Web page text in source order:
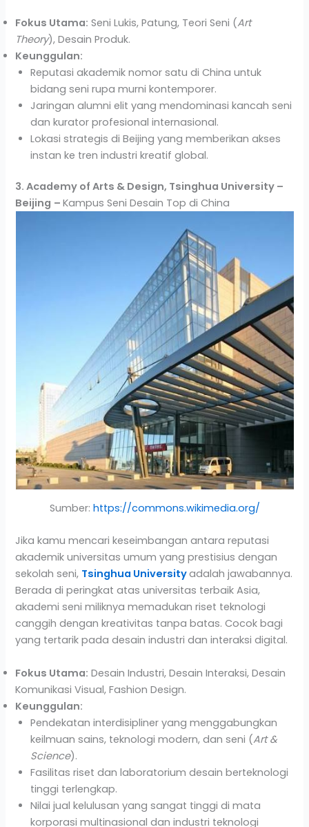
Fokus Utama: Seni Lukis, Patung, Teori Seni (Art
Theory), Desain Produk.
Keunggulan:
Reputasi akademik nomor satu di China untuk
bidang seni rupa murni kontemporer.
Jaringan alumni elit yang mendominasi kancah seni
dan kurator profesional internasional.
Lokasi strategis di Beijing yang memberikan akses
instan ke tren industri kreatif global.
3. Academy of Arts & Design, Tsinghua University –
Beijing –Kampus Seni Desain Top di China
Sumber: https://commons.wikimedia.org/
Jika kamu mencari keseimbangan antara reputasi
akademik universitas umum yang prestisius dengan
sekolah seni, Tsinghua Universityadalah jawabannya.
Berada di peringkat atas universitas terbaik Asia,
akademi seni miliknya memadukan riset teknologi
canggih dengan kreativitas tanpa batas. Cocok bagi
yang tertarik pada desain industri dan interaksi digital.
Fokus Utama: Desain Industri, Desain Interaksi, Desain
Komunikasi Visual, Fashion Design.
Keunggulan:
Pendekatan interdisipliner yang menggabungkan
keilmuan sains, teknologi modern, dan seni (Art &
Science).
Fasilitas riset dan laboratorium desain berteknologi
tinggi terlengkap.
Nilai jual kelulusan yang sangat tinggi di mata
korporasi multinasional dan industri teknologi